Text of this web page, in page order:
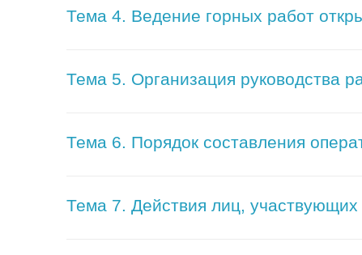
Тема 4. Ведение горных работ
Тема 5. Организация руководства
Тема 6. Порядок составления
Тема 7. Действия лиц,